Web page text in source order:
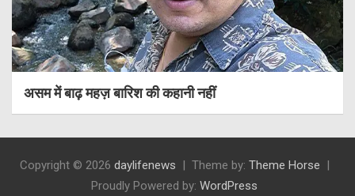
असम में बाढ़ महज़ बारिश की कहानी नहीं
Copyright © 2026 daylifenews Theme by: Theme Horse
Proudly Powered by: WordPress